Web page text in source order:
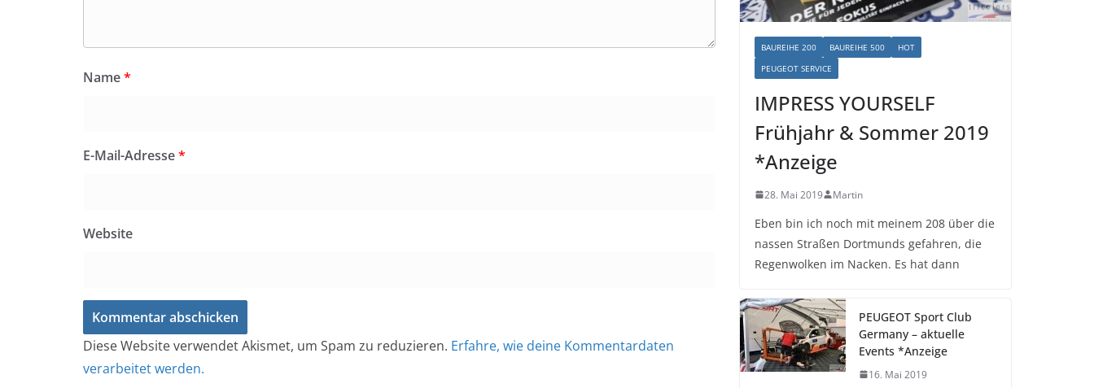
Name*
E-Mail-Adresse*
Website
Diese Website verwendet Akismet, um Spam zu reduzieren. Erfahre, wie deine Kommentardaten
verarbeitet werden.
BAUREIHE 200 BAUREIHE 500
HOT
PEUGEOT SERVICE
IMPRESS YOURSELF
Frühjahr & Sommer 2019
*Anzeige
28. Mai 2019 Martin
Eben bin ich noch mit meinem 208 über die
nassen Straßen Dortmunds gefahren, die
Regenwolken im Nacken. Es hat dann
PEUGEOT Sport Club
Germany – aktuelle
Events *Anzeige
16. Mai 2019